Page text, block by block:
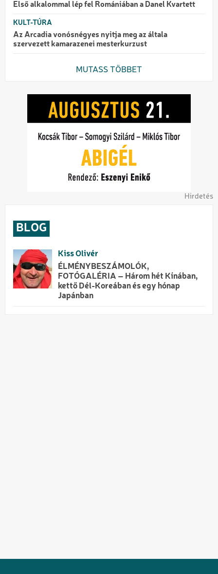
Első alkalommal lép fel Romániában a Danel Kvartett
KULT-TÚRA
Az Arcadia vonósnégyes nyitja meg az általa
szervezett kamarazenei mesterkurzust
MUTASS TÖBBET
Hirdetés
BLOG
Kiss Olivér
ÉLMÉNYBESZÁMOLÓK,
FOTÓGALÉRIA – Három hét Kínában,
kettő Dél-Koreában és egy hónap
Japánban